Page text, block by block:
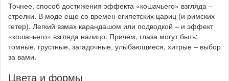
Точнее, способ достижения эффекта «кошачьего» взгляда –
стрелки. В моде еще со времен египетских цариц (и римских
гетер). Легкий взмах карандашом или подводкой – и эффект
«кошачьего» взгляда налицо. Причем, глаза могут быть:
томные, грустные, загадочные, улыбающиеся, хитрые – выбор
за вами.
Цвета и формы